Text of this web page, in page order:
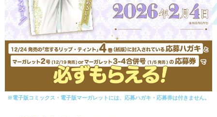
※電子版コミックス・電子版マーガレットには、応募ハガキ・応募券は付きません。